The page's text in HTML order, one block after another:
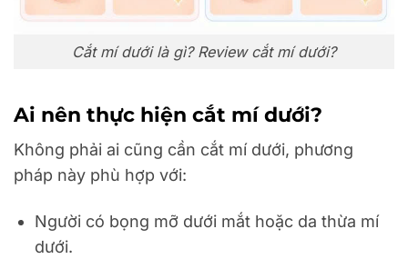
Cắt mí dưới là gì? Review cắt mí dưới?
Ai nên thực hiện cắt mí dưới?
Không phải ai cũng cần cắt mí dưới, phương
pháp này phù hợp với:
Người có bọng mỡ dưới mắt hoặc da thừa mí
dưới.